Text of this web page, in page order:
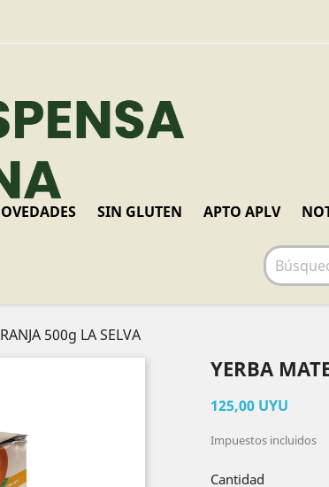
SIN GLUTEN APTO APLV
500g LA SELVA
YERBA
125,00 UYU
Impuestos incluidos
Cantidad